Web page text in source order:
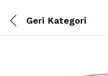
Geri Kategori